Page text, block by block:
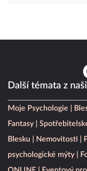
Další témata z
Moje Psychologie
Fantasy
Blesku
Nemovitosti
psychologické mýty